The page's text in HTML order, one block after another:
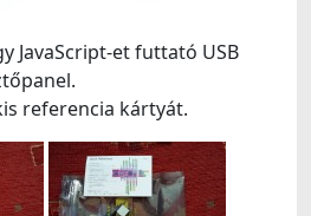
JavaScript-et futtató USB
referencia kártyát.